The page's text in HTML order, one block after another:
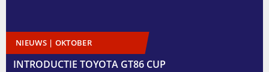
NIEUWS | OKTOBER
INTRODUCTIE TOYOTA GT86 CUP